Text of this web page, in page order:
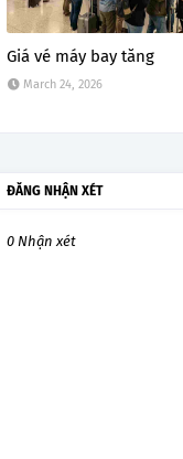
Giá vé máy bay tăng
March 24, 2026
ĐĂNG NHẬN XÉT
0 Nhận xét